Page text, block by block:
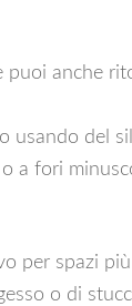
puoi anche
usando del
a fori
per spazi
o di